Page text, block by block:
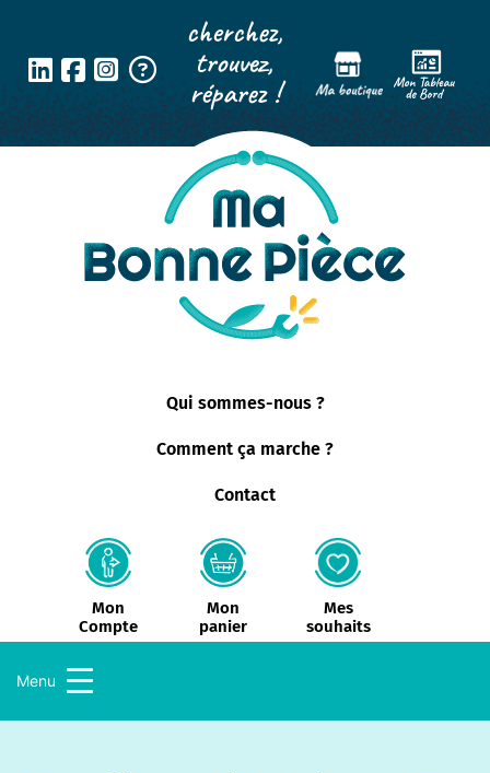
cherchez,
trouvez,
réparez !
Qui sommes-nous ?
Comment ça marche ?
Contact
Mon
Compte
Mon
panier
Mes
souhaits
Menu